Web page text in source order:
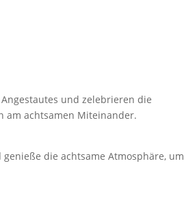
und zelebrieren die
am achtsamen Miteinander.
die achtsame Atmosphäre, um